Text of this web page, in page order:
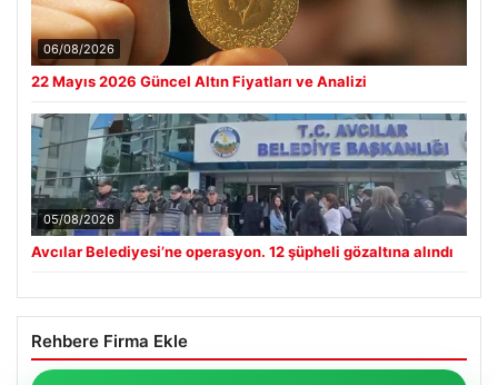
06/08/2026
22 Mayıs 2026 Güncel Altın Fiyatları ve Analizi
05/08/2026
Avcılar Belediyesi’ne operasyon. 12 şüpheli gözaltına alındı
Rehbere Firma Ekle